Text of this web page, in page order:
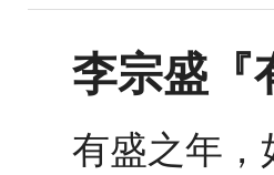
李宗盛『
有盛之年，